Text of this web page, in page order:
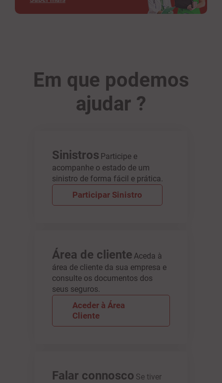
Em que podemos
ajudar ?
Sinistros Participe e
acompanhe o estado de um
sinistro de forma fácil e prática.
Participar Sinistro
Área de cliente Aceda à
área de cliente da sua empresa e
consulte os documentos dos
seus seguros.
Aceder à Área
Cliente
Falar connosco Se tiver